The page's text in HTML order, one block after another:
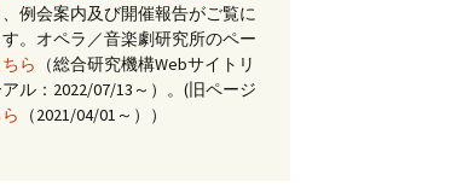
例会案内及び開催報告がご覧に
。オペラ／音楽劇研究所のペー
ら
（総合研究機構Webサイトリ
ル：2022/07/13～）。(旧ページ
（2021/04/01～））